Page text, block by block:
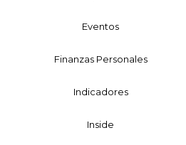
Eventos
Finanzas Personales
Indicadores
Inside